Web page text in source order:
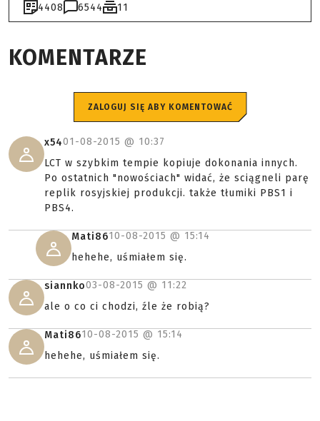
4408 6544 11
KOMENTARZE
ZALOGUJ SIĘ ABY KOMENTOWAĆ
x5401-08-2015 @ 10:37
LCT w szybkim tempie kopiuje dokonania innych.
Po ostatnich "nowościach" widać, że sciągneli parę
replik rosyjskiej produkcji. także tłumiki PBS1 i
PBS4.
Mati8610-08-2015 @ 15:14
hehehe, uśmiałem się.
siannko03-08-2015 @ 11:22
ale o co ci chodzi, źle że robią?
Mati8610-08-2015 @ 15:14
hehehe, uśmiałem się.